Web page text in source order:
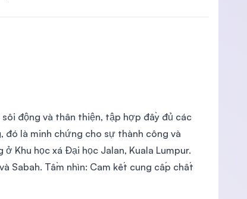
động và thân thiện, tập hợp đầy đủ các
là minh chứng cho sự thành công và
Khu học xá Đại học Jalan, Kuala Lumpur.
Sabah. Tầm nhìn: Cam kết cung cấp chất